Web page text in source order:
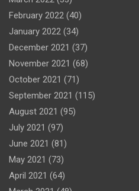
February 2022 (40)
January 2022 (34)
December 2021 (37)
November 2021 (68)
October 2021 (71)
September 2021 (115)
August 2021 (95)
July 2021 (97)
June 2021 (81)
May 2021 (73)
April 2021 (64)